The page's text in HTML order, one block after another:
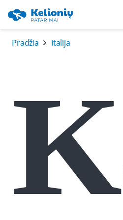
Pradžia Italija